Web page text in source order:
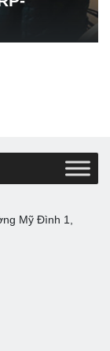
Mỹ Đình 1,